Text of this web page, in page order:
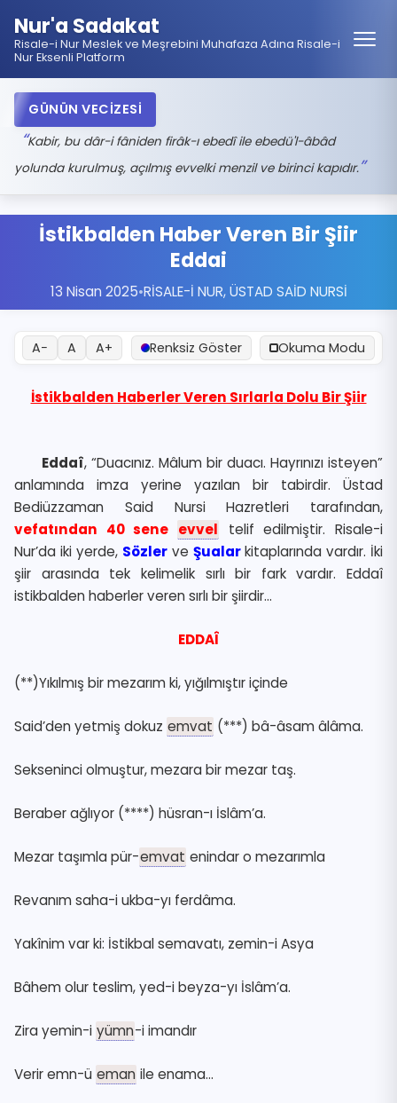
Nur'a Sadakat
Risale-i Nur Meslek ve Meşrebini Muhafaza Adına Risale-i
Nur Eksenli Platform
GÜNÜN VECİZESİ
Kabir, bu dâr-i fâniden firâk-ı ebedî ile ebedü'l-âbâd
yolunda kurulmuş, açılmış evvelki menzil ve birinci kapıdır.
İstikbalden Haber Veren Bir Şiir
Eddai
13 Nisan 2025•RİSALE-İ NUR,ÜSTAD SAİD NURSİ
A− A A+ Renksiz Göster Okuma Modu
İstikbalden Haberler Veren Sırlarla Dolu Bir Şiir
Eddaî, “Duacınız. Mâlum bir duacı. Hayrınızı isteyen”
anlamında imza yerine yazılan bir tabirdir. Üstad
Bediüzzaman Said Nursi Hazretleri tarafından,
vefatından 40 sene evvel telif edilmiştir. Risale-i
Nur’da iki yerde, Sözler ve Şualarkitaplarında vardır. İki
şiir arasında tek kelimelik sırlı bir fark vardır. Eddaî
istikbalden haberler veren sırlı bir şiirdir…
EDDAÎ
(**)Yıkılmış bir mezarım ki, yığılmıştır içinde
Said’den yetmiş dokuz emvat (***) bâ-âsam âlâma.
Sekseninci olmuştur, mezara bir mezar taş.
Beraber ağlıyor (****) hüsran-ı İslâm’a.
Mezar taşımla pür-emvat enindar o mezarımla
Revanım saha-i ukba-yı ferdâma.
Yakînim var ki: İstikbal semavatı, zemin-i Asya
Bâhem olur teslim, yed-i beyza-yı İslâm’a.
Zira yemin-i yümn-i imandır
Verir emn-ü eman ile enama…